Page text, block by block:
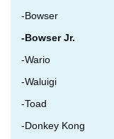
-Bowser
-Bowser Jr.
-Wario
-Waluigi
-Toad
-Donkey Kong